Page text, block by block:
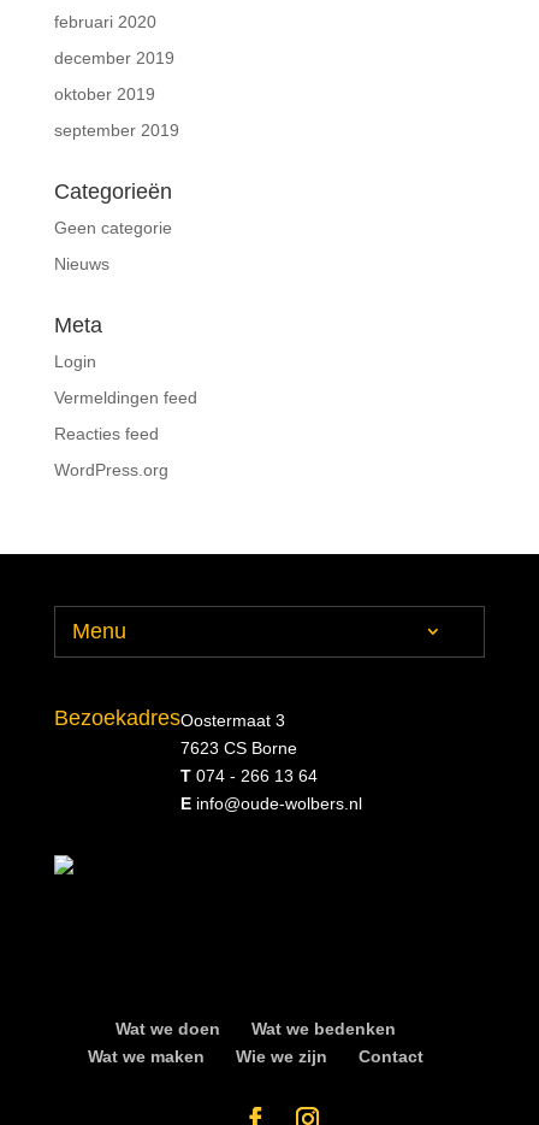
februari 2020
december 2019
oktober 2019
september 2019
Categorieën
Geen categorie
Nieuws
Meta
Login
Vermeldingen feed
Reacties feed
WordPress.org
Menu
BezoekadresOostermaat 3
7623 CS Borne
T074 - 266 13 64
E info@oude-wolbers.nl
Wat we doen
Wat we bedenken
Wat we maken
Wie we zijn Contact